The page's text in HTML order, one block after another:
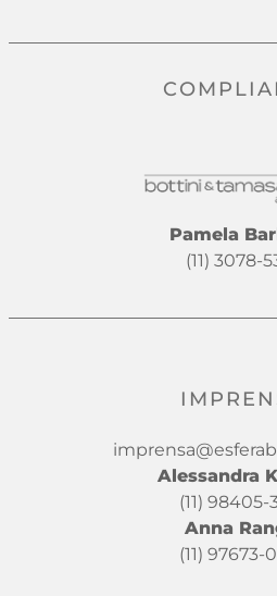
Pamela
(11) 3078-
Alessandra
(11) 98405-
Anna
(11) 97673-